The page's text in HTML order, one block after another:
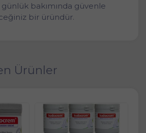
bakımında güvenle
bir üründür.
Ürünler